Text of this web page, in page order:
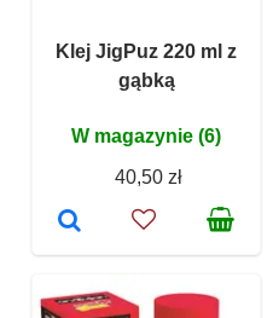
Klej JigPuz 220 ml z
gąbką
W magazynie (6)
40,50 zł